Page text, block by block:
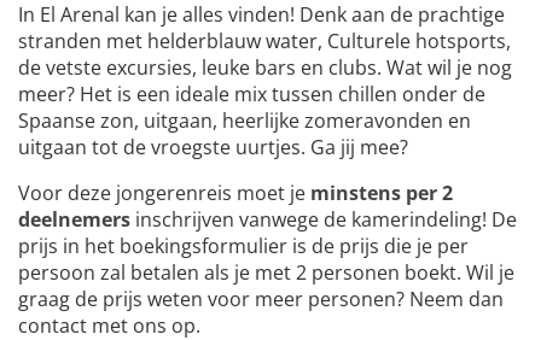
In El Arenal kan je alles vinden! Denk aan de prachtige
stranden met helderblauw water, Culturele hotsports,
de vetste excursies, leuke bars en clubs. Wat wil je nog
meer? Het is een ideale mix tussen chillen onder de
Spaanse zon, uitgaan, heerlijke zomeravonden en
uitgaan tot de vroegste uurtjes. Ga jij mee?
Voor deze jongerenreis moet je minstens per 2
deelnemers inschrijven vanwege de kamerindeling! De
prijs in het boekingsformulier is de prijs die je per
persoon zal betalen als je met 2 personen boekt. Wil je
graag de prijs weten voor meer personen? Neem dan
contact met ons op.